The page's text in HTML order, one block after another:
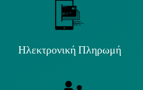
Ηλεκτρονική Πληρωμή